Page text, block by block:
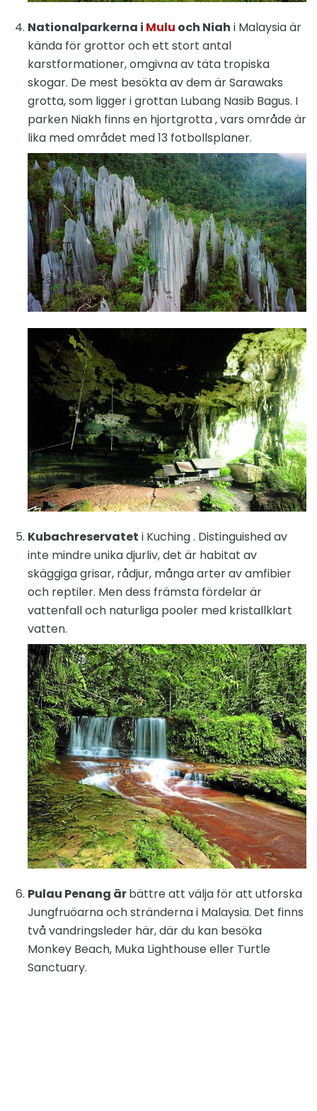
Nationalparkerna i Mulu och Niah i Malaysia är
kända för grottor och ett stort antal
karstformationer, omgivna av täta tropiska
skogar. De mest besökta av dem är Sarawaks
grotta, som ligger i grottan Lubang Nasib Bagus. I
parken Niakh finns en hjortgrotta , vars område är
lika med området med 13 fotbollsplaner.
Kubachreservatet i Kuching . Distinguished av
inte mindre unika djurliv, det är habitat av
skäggiga grisar, rådjur, många arter av amfibier
och reptiler. Men dess främsta fördelar är
vattenfall och naturliga pooler med kristallklart
vatten.
Pulau Penang ärbättre att välja för att utforska
Jungfruöarna och stränderna i Malaysia. Det finns
två vandringsleder här, där du kan besöka
Monkey Beach, Muka Lighthouse eller Turtle
Sanctuary.